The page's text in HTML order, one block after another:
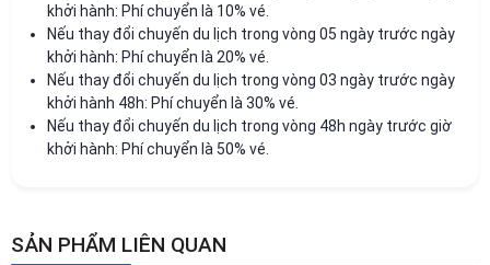
khởi hành: Phí chuyển là 10% vé.
Nếu thay đổi chuyến du lịch trong vòng 05 ngày trước ngày
khởi hành: Phí chuyển là 20% vé.
Nếu thay đổi chuyến du lịch trong vòng 03 ngày trước ngày
khởi hành 48h: Phí chuyển là 30% vé.
Nếu thay đổi chuyến du lịch trong vòng 48h ngày trước giờ
khởi hành: Phí chuyển là 50% vé.
SẢN PHẨM LIÊN QUAN